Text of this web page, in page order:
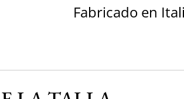
Fabricado en